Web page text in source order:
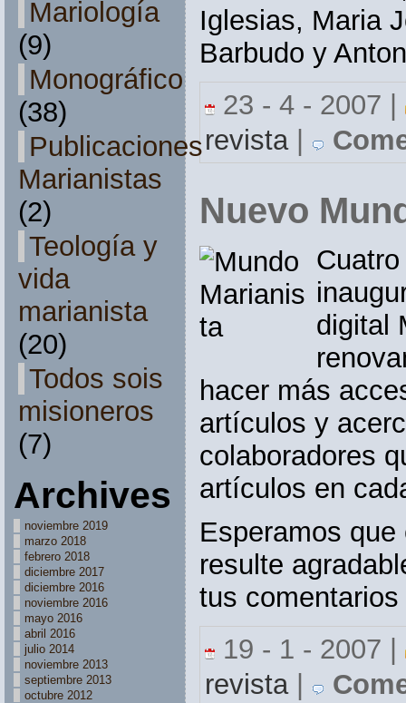
Mariología
(9)
Monográfico
(38)
Publicaciones
Marianistas
(2)
Teología y
vida
marianista
(20)
Todos sois
misioneros
(7)
Archives
noviembre 2019
marzo 2018
febrero 2018
diciembre 2017
diciembre 2016
noviembre 2016
mayo 2016
abril 2016
julio 2014
noviembre 2013
septiembre 2013
octubre 2012
Iglesias, Maria
Barbudo y
23 - 4 - 2007 |
revista|
Nuevo
digital
hacer más
artículos y
colaboradores
artículos en
Esperamos
resulte
tus
19 - 1 - 2007 |
revista|